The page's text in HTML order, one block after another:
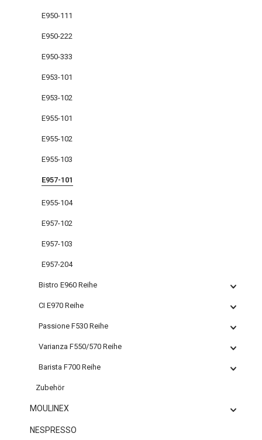
E950-111
E950-222
E950-333
E953-101
E953-102
E955-101
E955-102
E955-103
E957-101
E955-104
E957-102
E957-103
E957-204
Bistro E960 Reihe
CI E970 Reihe
Passione F530 Reihe
Varianza F550/570 Reihe
Barista F700 Reihe
Zubehör
MOULINEX
NESPRESSO